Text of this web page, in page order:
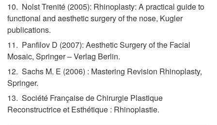
10. Nolst Trenité (2005): Rhinoplasty: A practical guide to
functional and aesthetic surgery of the nose, Kugler
publications.
11. Panfilov D (2007): Aesthetic Surgery of the Facial
Mosaic, Springer – Verlag Berlin.
12. Sachs M. E (2006) : Mastering Revision Rhinoplasty,
Springer.
13. Société Française de Chirurgie Plastique
Reconstructrice et Esthétique : Rhinoplastie.